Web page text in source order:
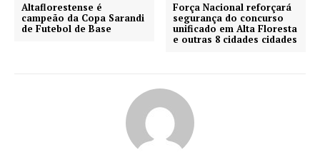
Altaflorestense é
campeão da Copa Sarandi
de Futebol de Base
Força Nacional reforçará
segurança do concurso
unificado em Alta Floresta
e outras 8 cidades cidades